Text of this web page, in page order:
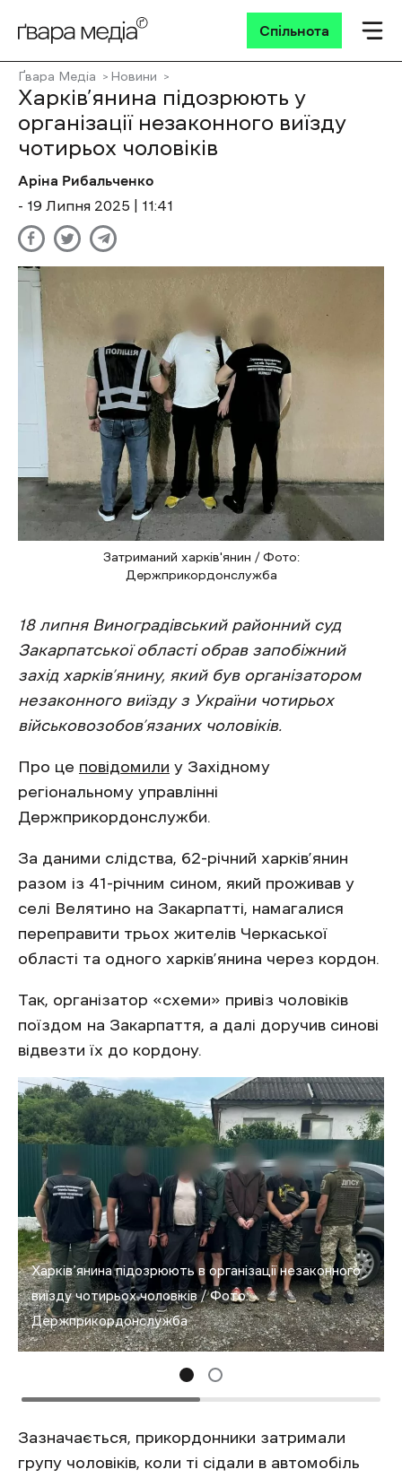
Спільнота
Ґвара Медіа Новини
Харків’янина підозрюють у
організації незаконного виїзду
чотирьох чоловіків
Аріна Рибальченко
- 19 Липня 2025 | 11:41
Затриманий харків'янин / Фото:
Держприкордонслужба
18 липня Виноградівський районний суд
Закарпатської області обрав запобіжний
захід харків’янину, який був організатором
незаконного виїзду з України чотирьох
військовозобов’язаних чоловіків.
Про це повідомили у Західному
регіональному управлінні
Держприкордонслужби.
За даними слідства, 62-річний харків’янин
разом із 41-річним сином, який проживав у
селі Велятино на Закарпатті, намагалися
переправити трьох жителів Черкаської
області та одного харків’янина через кордон.
Так, організатор «схеми» привіз чоловіків
поїздом на Закарпаття, а далі доручив синові
відвезти їх до кордону.
Харків’янина підозрюють в організації незаконного
виїзду чотирьох чоловіків / Фото:
Держприкордонслужба
Зазначається, прикордонники затримали
групу чоловіків, коли ті сідали в автомобіль